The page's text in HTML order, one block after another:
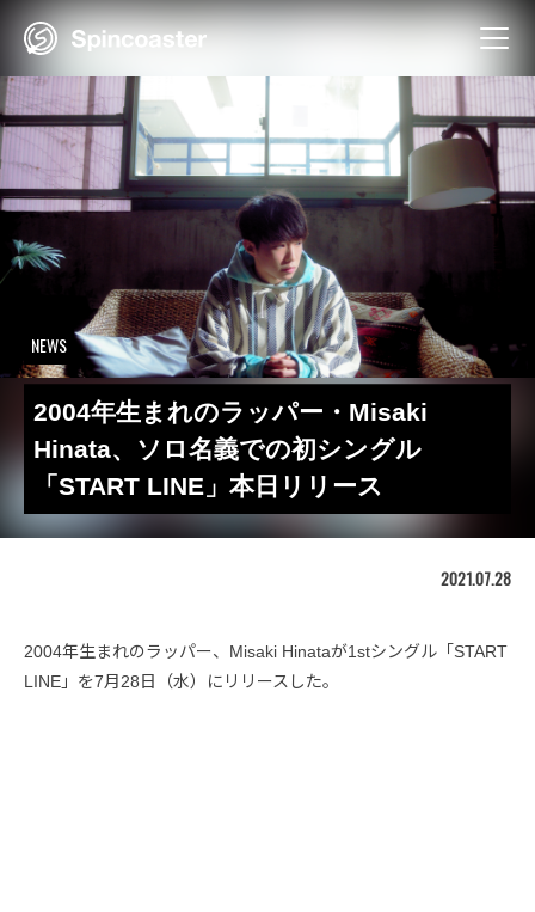
Skip
NEWS
2004年生まれのラッパー・Misaki
Hinata、ソロ名義での初シングル
「START LINE」本日リリース
2021.07.28
2004年生まれのラッパー、Misaki Hinataが1stシングル「START
LINE」を7月28日（水）にリリースした。